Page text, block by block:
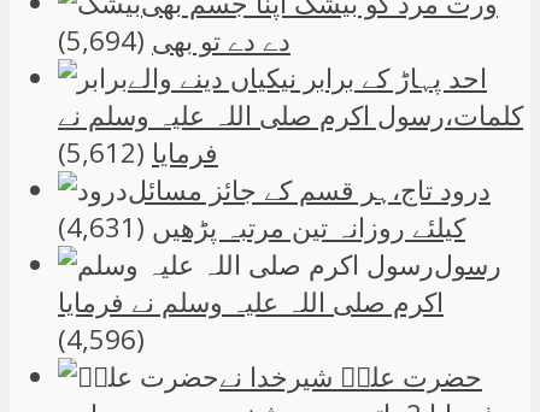
دے دے تو بھی (5,694)
احد پہاڑ کے برابر نیکیاں دینے والے
کلمات،رسول اکرم صلی اللہ علیہ وسلم نے
فرمایا (5,612)
درود تاج،ہر قسم کے جائز مسائل
کیلئے روزانہ تین مرتبہ پڑھیں (4,631)
رسول
اکرم صلی اللہ علیہ وسلم نے فرمایا
(4,596)
حضرت علیؑ شیرخدا نے